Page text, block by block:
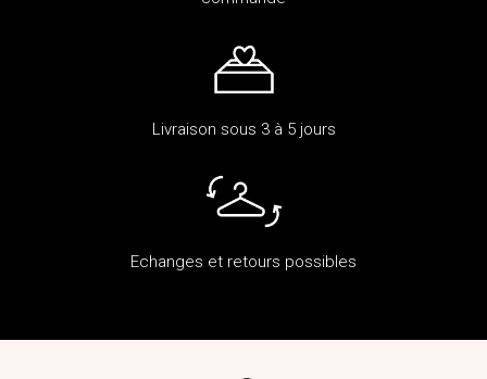
Livraison sous 3 à 5 jours
Echanges et retours possibles